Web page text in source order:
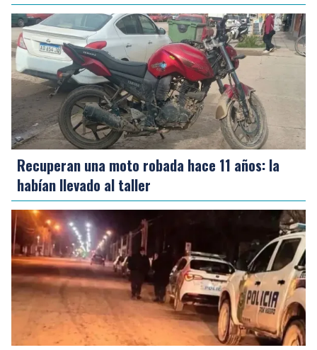
Recuperan una moto robada hace 11 años: la
habían llevado al taller